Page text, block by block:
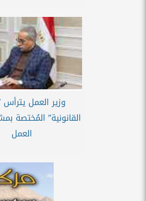
وزير العمل يترأس
القانونية” المُختصة
العمل